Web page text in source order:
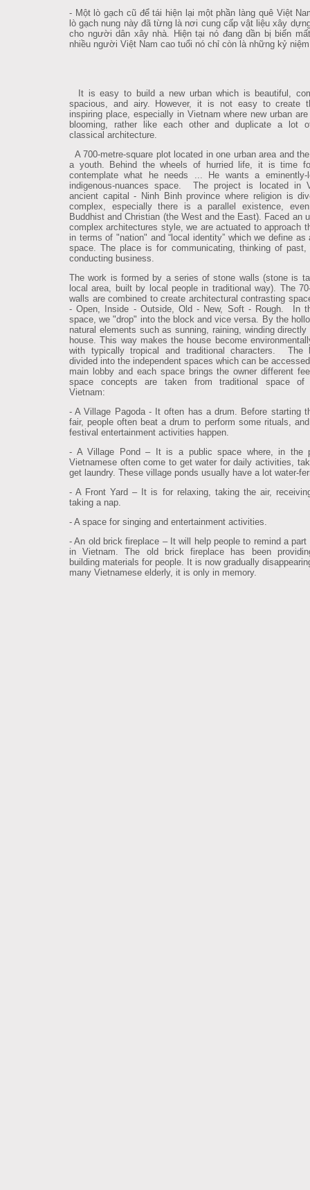
- Một lò gạch cũ để tái hiện lại một phần làng quê Việt
lò gạch nung này đã từng là nơi cung cấp vật liệu xây
cho người dân xây nhà. Hiện tại nó đang dần bị biến
nhiều người Việt Nam cao tuổi nó chỉ còn là những kỷ
It is easy to build a new urban which is beautiful,
spacious, and airy. However, it is not easy to create
inspiring place, especially in Vietnam where new urban
blooming, rather like each other and duplicate a lot
classical architecture.
A 700-metre-square plot located in one urban area and
a youth. Behind the wheels of hurried life, it is time
contemplate what he needs ... He wants a eminently-
indigenous-nuances space. The project is located in
ancient capital - Ninh Binh province where religion is
complex, especially there is a parallel existence,
Buddhist and Christian (the West and the East). Faced an
complex architectures style, we are actuated to approach
in terms of "nation" and “local identity” which we define as
space. The place is for communicating, thinking of past,
conducting business.
The work is formed by a series of stone walls (stone is
local area, built by local people in traditional way). The
walls are combined to create architectural contrasting
- Open, Inside - Outside, Old - New, Soft - Rough. In
space, we "drop" into the block and vice versa. By the
natural elements such as sunning, raining, winding directly
house. This way makes the house become
with typically tropical and traditional characters. The
divided into the independent spaces which can be
main lobby and each space brings the owner different
space concepts are taken from traditional space of
Vietnam:
- A Village Pagoda - It often has a drum. Before starting
fair, people often beat a drum to perform some rituals,
festival entertainment activities happen.
- A Village Pond – It is a public space where, in the
Vietnamese often come to get water for daily activities,
get laundry. These village ponds usually have a lot water-
- A Front Yard – It is for relaxing, taking the air,
taking a nap.
- A space for singing and entertainment activities.
- An old brick fireplace – It will help people to remind a part
in Vietnam. The old brick fireplace has been
building materials for people. It is now gradually
many Vietnamese elderly, it is only in memory.